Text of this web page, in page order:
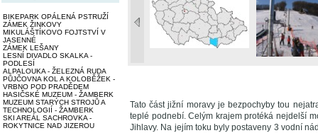
BIKEPARK OPÁLENÁ PSTRUŽÍ
ZÁMEK ŽINKOVY
MIKULÁŠTÍKOVO FOJTSTVÍ V
JASENNÉ
ZÁMEK LEŠANY
LESNÍ DIVADLO SKALKA -
PODLESÍ
ALPALOUKA - ŽELEZNÁ RUDA
PŮJČOVNA KOL A KOLOBĚŽEK -
VRBNO POD PRADĚDEM
HASIČSKÉ MUZEUM - ŽAMBERK
MUZEUM STARÝCH STROJŮ A
TECHNOLOGIÍ - ŽAMBERK
SKI AREÁL SACHROVKA -
ROKYTNICE NAD JIZEROU
Tato část jižní moravy je bezpochyby tou
teplé podnebí. Celým krajem protéká nejdelší
Jihlavy. Na jejím toku byly postaveny 3 vodní